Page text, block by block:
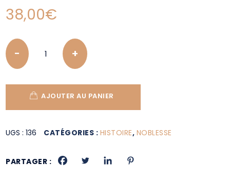
38,00€
Quantity
AJOUTER AU PANIER
UGS :136 CATÉGORIES : HISTOIRE, NOBLESSE
PARTAGER :